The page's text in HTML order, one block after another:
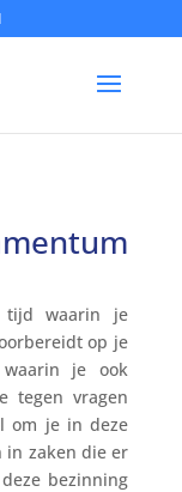
tijd waarin je
op je
je ook
tegen vragen
om je in deze
in zaken die er
bezinning